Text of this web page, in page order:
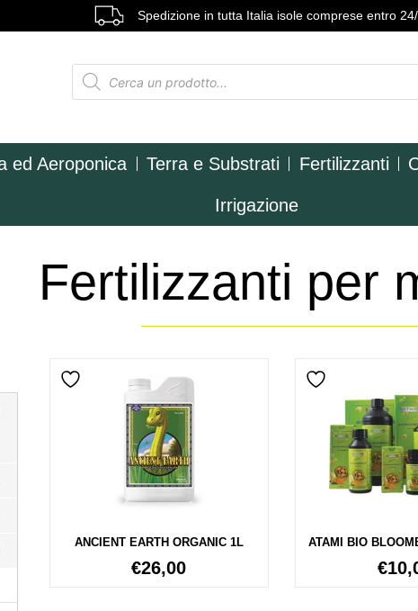
Spedizione in tutta Italia isole comprese entro
ed Aeroponica Terra e Substrati Fertilizzanti
Irrigazione
Fertilizzanti per
ANCIENT EARTH ORGANIC 1L
€26,00
ATAMI BIO
€